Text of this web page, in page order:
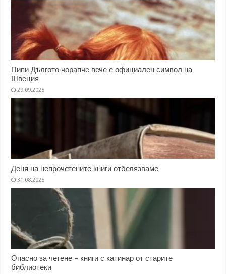
Пипи Дългото чорапче вече е официален символ на
Швеция
29.09.2025
Деня на непрочетените книги отбелязваме
31.08.2025
Опасно за четене – книги с катинар от старите
библиотеки